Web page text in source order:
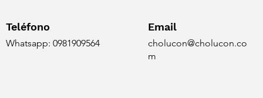
Teléfono
Whatsapp: 0981909564
Email
cholucon@cholucon.co
m